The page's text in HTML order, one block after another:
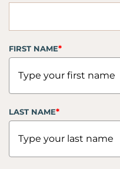
FIRST NAME*
LAST NAME*